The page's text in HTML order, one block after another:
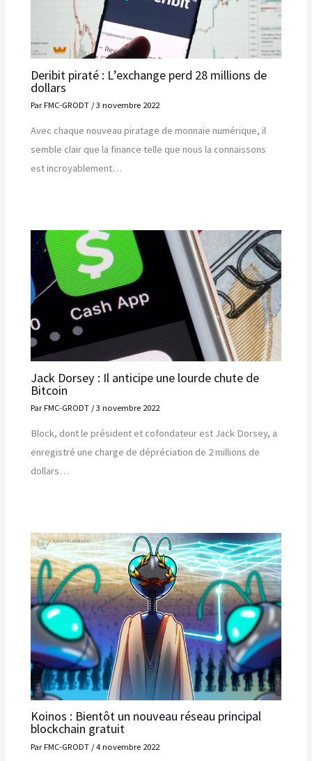
Deribit piraté : L’exchange perd 28 millions de
dollars
ParFMC-GRODT /3 novembre 2022
Avec chaque nouveau piratage de monnaie numérique, il
semble clair que la finance telle que nous la connaissons
est incroyablement…
Jack Dorsey : Il anticipe une lourde chute de
Bitcoin
ParFMC-GRODT /3 novembre 2022
Block, dont le président et cofondateur est Jack Dorsey, a
enregistré une charge de dépréciation de 2 millions de
dollars…
Koinos : Bientôt un nouveau réseau principal
blockchain gratuit
ParFMC-GRODT /4 novembre 2022